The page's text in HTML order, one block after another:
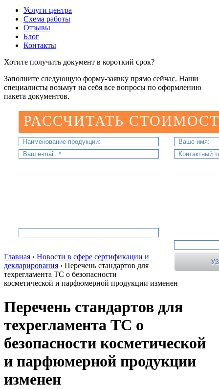
Услуги центра
Схема работы
Отзывы
Блог
Контакты
Хотите получить документ в короткий срок?
Заполните следующую форму-заявку прямо сейчас. Наши
специалисты возьмут на себя все вопросы по оформлению
пакета документов.
РАССЧИТАТЬ
Главная › Новости в сфере сертификации и
декларирования › Перечень стандартов для
техрегламента ТС о безопасности
косметической и парфюмерной продукции изменен
Перечень стандартов для
техрегламента ТС о
безопасности косметической
и парфюмерной продукции
изменен